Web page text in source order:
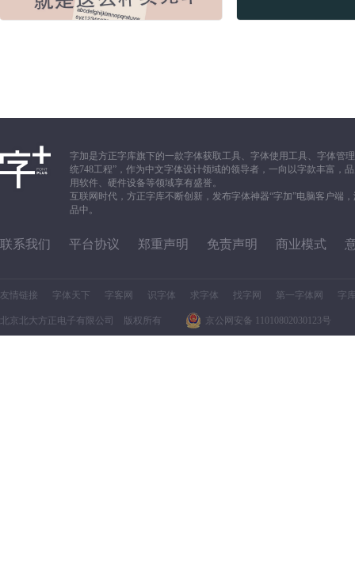
字加是方正字库旗下的一款字体获取工具、字体使用工具、字体管
统748工程”，作为中文字体设计领域的领导者，一向以字款丰富，
用软件、硬件设备等领域享有盛誉。
互联网时代，方正字库不断创新，发布字体神器“字加”电脑客户端
品中。
联系我们 平台协议 郑重声明 免责声明 商业模式
友情链接 字体天下 字客网 识字体 求字体 找字网 第一字体网 字
北京北大方正电子有限公司 版权所有 京公网安备 11010802030123号